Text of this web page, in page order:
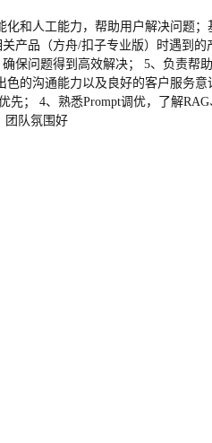
和人工能力，帮助用户解决问题
产品（方舟/扣子专业版）时遇到
保问题得到高效解决； 5、负责帮
的沟通能力以及良好的客户服务
； 4、熟悉Prompt调优，了解
团队氛围好